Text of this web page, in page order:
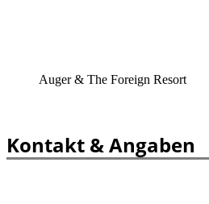
Auger & The Foreign Resort
Kontakt & Angaben